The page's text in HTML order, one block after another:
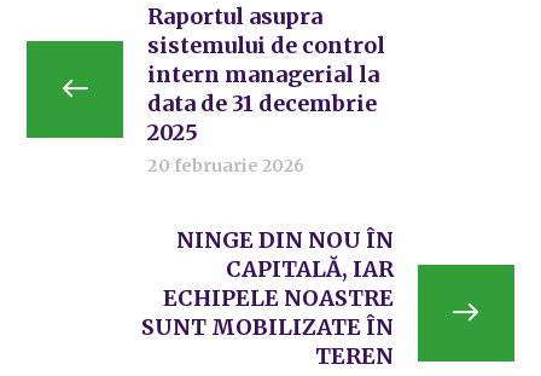
Raportul asupra
sistemului de control
intern managerial la
data de 31 decembrie
2025
20 februarie 2026
NINGE DIN NOU ÎN
CAPITALĂ, IAR
ECHIPELE NOASTRE
SUNT MOBILIZATE ÎN
TEREN